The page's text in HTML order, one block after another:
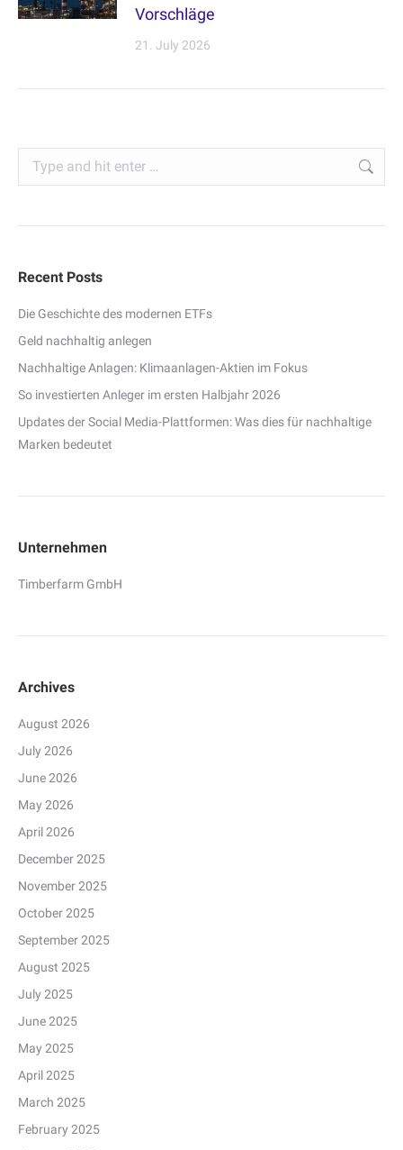
Vorschläge
21. July 2026
Search:
Recent Posts
Die Geschichte des modernen ETFs
Geld nachhaltig anlegen
Nachhaltige Anlagen: Klimaanlagen-Aktien im Fokus
So investierten Anleger im ersten Halbjahr 2026
Updates der Social Media-Plattformen: Was dies für nachhaltige
Marken bedeutet
Unternehmen
Timberfarm GmbH
Archives
August 2026
July 2026
June 2026
May 2026
April 2026
December 2025
November 2025
October 2025
September 2025
August 2025
July 2025
June 2025
May 2025
April 2025
March 2025
February 2025